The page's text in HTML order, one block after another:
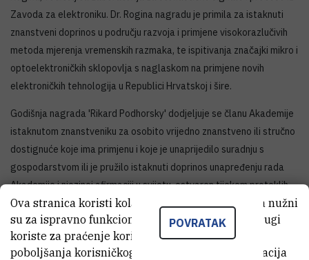
Zavoda za elektroniku. Dr. Rogina nagradu je primila za istaknuti
znanstveni doprinos u području razvoja i primjene visokorazlučivih
metoda mjerenja vremenskih razmaka, te ispitivanja značajki mikro i
optoelektroničkih sklopovlja s naglaskom na primjene novih
elektroničkih tehnologija u Republici Hrvatskoj i šire.
Godišnja nagrada 'Rikard Podhorsky' dodjeljuje se članu Akademije
istaknutom znanstveniku za osobito vrijedno znanstveno ili stručno
dostignuće koje ima primjenu i koje je unaprijedilo suradnju s
gospodarstvom ili je pružilo istaknuti doprinos unapređenju rada
Akademije i njezinoj afirmaciji u svijetu, ostvaren tijekom proteklih
pet godina.
POVRATAK
Ova stranica koristi kolačiće. Neki od tih kolačića nužni
su za ispravno funkcioniranje stranice, dok se drugi
koriste za praćenje korištenja stranice radi
poboljšanja korisničkog iskustva. Za više informacija